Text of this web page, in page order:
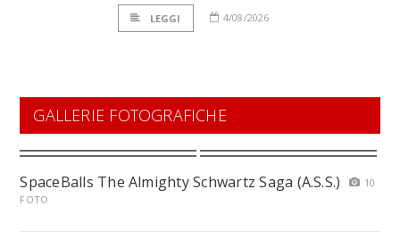
LEGGI 4/08/2026
GALLERIE FOTOGRAFICHE
SpaceBalls The Almighty Schwartz Saga (A.S.S.)
10
FOTO